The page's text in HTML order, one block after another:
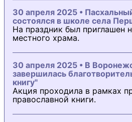
30 апреля 2025 •
состоялся в школе села
На праздник был приглашен
местного храма.
30 апреля 2025 • В
завершилась
книгу"
Акция проходила в рамках
православной книги.